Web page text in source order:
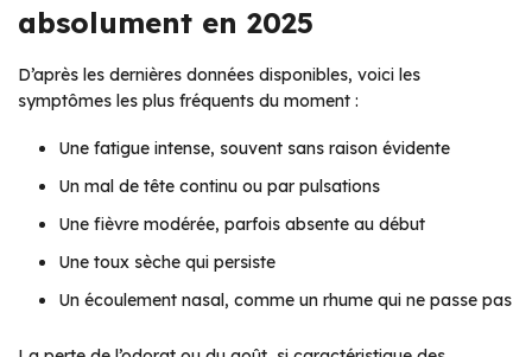
absolument en 2025
D’après les dernières données disponibles, voici les
symptômes les plus fréquents du moment :
Une fatigue intense, souvent sans raison évidente
Un mal de tête continu ou par pulsations
Une fièvre modérée, parfois absente au début
Une toux sèche qui persiste
Un écoulement nasal, comme un rhume qui ne passe pas